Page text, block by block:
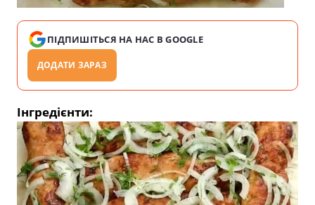
ПІДПИШІТЬСЯ НА НАС В GOOGLE
ДОДАТИ ЗАРАЗ
Інгредієнти: